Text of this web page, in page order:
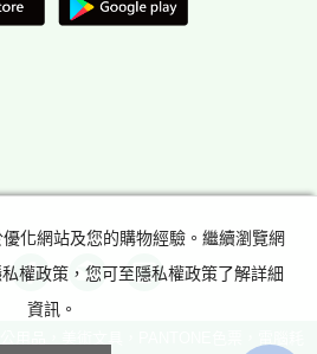
化網站及您的購物經驗。繼續瀏覽網
權政策，您可至隱私權政策了解詳細
資訊。